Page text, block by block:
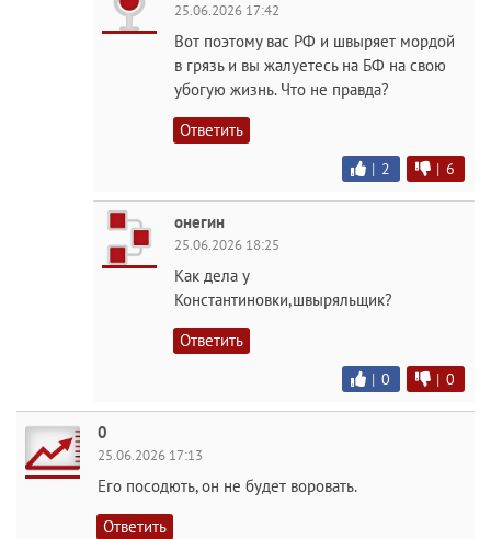
25.06.2026 17:42
Вот поэтому вас РФ и швыряет мордой
в грязь и вы жалуетесь на БФ на свою
убогую жизнь. Что не правда?
Ответить
| 2 | 6
онегин
25.06.2026 18:25
Как дела у
Константиновки,швыряльщик?
Ответить
| 0 | 0
0
25.06.2026 17:13
Его посодють, он не будет воровать.
Ответить